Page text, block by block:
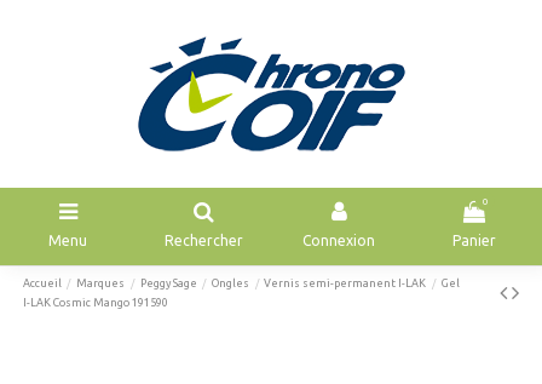
Menu Rechercher Connexion
0
Panier
Accueil Marques Peggy Sage Ongles Vernis semi-permanent I-LAK
Gel
I-LAK Cosmic Mango 191590